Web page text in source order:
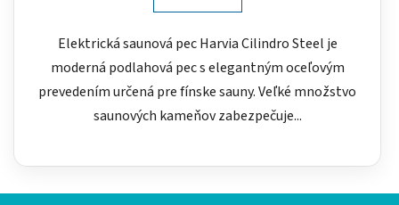
Elektrická saunová pec Harvia Cilindro Steel je
moderná podlahová pec s elegantným oceľovým
prevedením určená pre fínske sauny. Veľké množstvo
saunových kameňov zabezpečuje...